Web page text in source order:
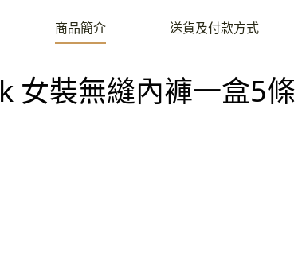
商品簡介 送貨及付款方式
女裝無縫內褲一盒5條